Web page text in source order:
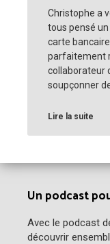
Christophe a
tous pensé
carte
parfaitement
collaborateur
soupçonner
Lire la suite
Un podcast
Avec le podcast
découvrir